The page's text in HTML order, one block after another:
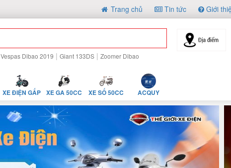
Giới
Tin tức
Trang chủ
Vespas Dibao 2019 | Giant 133DS | Zoomer Dibao
XE ĐIỆN GẤP XE GA 50CC XE SỐ 50CC ACQUY